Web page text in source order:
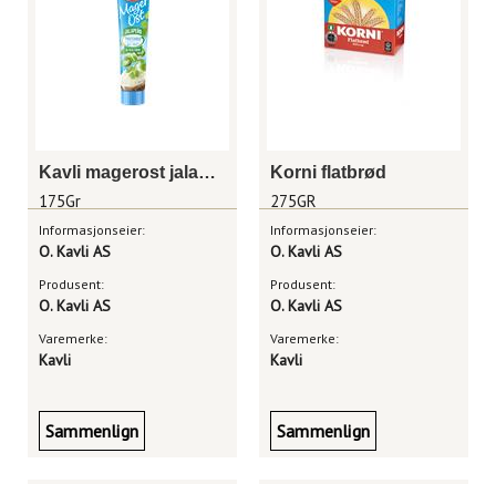
Kavli magerost jalapeño
175Gr
Informasjonseier:
O. Kavli AS
Produsent:
O. Kavli AS
Varemerke:
Kavli
Sammenlign
Korni flatbrød
275GR
Informasjonseier:
O. Kavli AS
Produsent:
O. Kavli AS
Varemerke:
Kavli
Sammenlign